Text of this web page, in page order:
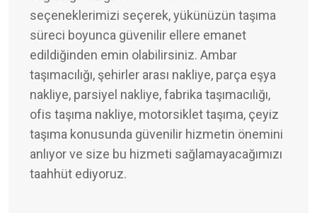
seçeneklerimizi seçerek, yükünüzün taşıma
süreci boyunca güvenilir ellere emanet
edildiğinden emin olabilirsiniz. Ambar
taşımacılığı, şehirler arası nakliye, parça eşya
nakliye, parsiyel nakliye, fabrika taşımacılığı,
ofis taşıma nakliye, motorsiklet taşıma, çeyiz
taşıma konusunda güvenilir hizmetin önemini
anlıyor ve size bu hizmeti sağlamayacağımızı
taahhüt ediyoruz.